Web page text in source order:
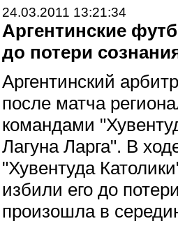
24.03.2011 13:21:34
Аргентинские
до потери
Аргентинский
после матча
командами
Лагуна Ларга". В
"Хувентуда
избили его до
произошла в